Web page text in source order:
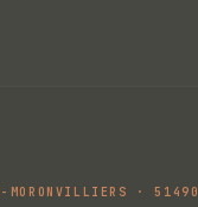
MORONVILLIERS · 51490